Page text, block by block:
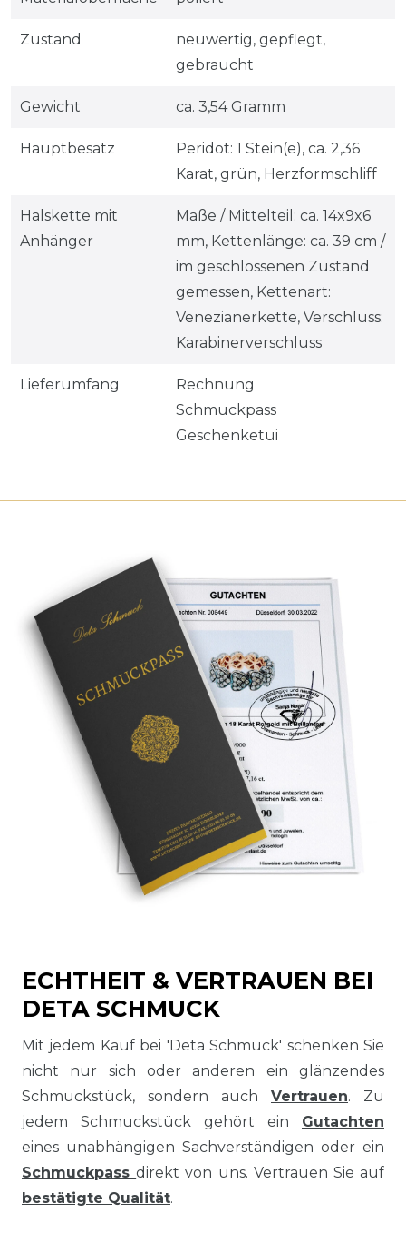
Zustand
neuwertig, gepflegt,
gebraucht
Gewicht ca. 3,54 Gramm
Hauptbesatz
Peridot: 1 Stein(e), ca. 2,36
Karat, grün, Herzformschliff
Halskette mit
Anhänger
Maße / Mittelteil: ca. 14x9x6
mm, Kettenlänge: ca. 39 cm /
im geschlossenen Zustand
gemessen, Kettenart:
Venezianerkette, Verschluss:
Karabinerverschluss
Lieferumfang
Rechnung
Schmuckpass
Geschenketui
ECHTHEIT & VERTRAUEN BEI
DETA SCHMUCK
Mit jedem Kauf bei 'Deta Schmuck' schenken Sie
nicht nur sich oder anderen ein glänzendes
Schmuckstück, sondern auch Vertrauen. Zu
jedem Schmuckstück gehört ein Gutachten
eines unabhängigen Sachverständigen oder ein
Schmuckpassdirekt von uns. Vertrauen Sie auf
bestätigte Qualität.